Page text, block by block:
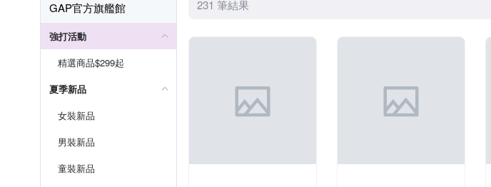
GAP官方旗艦館
強打活動
精選商品$299起
夏季新品
女裝新品
男裝新品
童裝新品
231 筆結果